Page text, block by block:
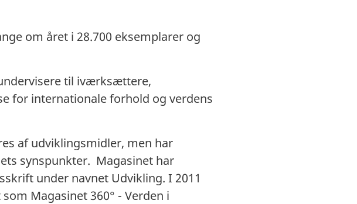
om året i 28.700 eksemplarer og
til iværksættere,
for internationale forhold og verdens
af udviklingsmidler, men har
synspunkter. Magasinet har
under navnet Udvikling. I 2011
Magasinet 360° - Verden i